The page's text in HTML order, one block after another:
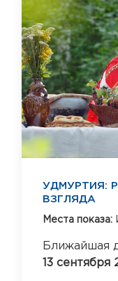
УДМУРТИЯ:
ВЗГЛЯДА
Места показа:
Ближайшая
13 сентября